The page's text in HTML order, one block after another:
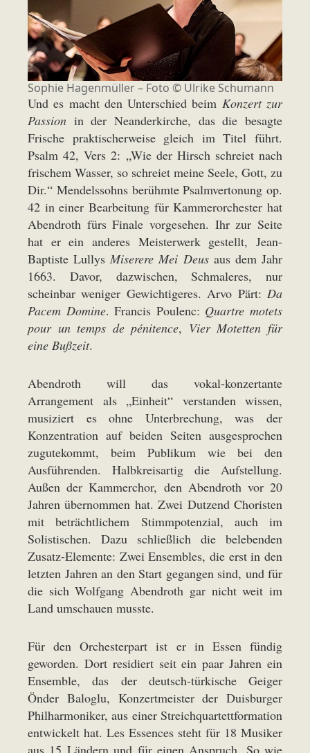
Sophie Hagenmüller – Foto © Ulrike Schumann
Und es macht den Unterschied beim Konzert zur
Passion in der Neanderkirche, das die besagte
Frische praktischerweise gleich im Titel führt.
Psalm 42, Vers 2: „Wie der Hirsch schreiet nach
frischem Wasser, so schreiet meine Seele, Gott, zu
Dir.“ Mendels­sohns berühmte Psalmvertonung op.
42 in einer Bearbeitung für Kammerorchester hat
Abendroth fürs Finale vorgesehen. Ihr zur Seite
hat er ein anderes Meisterwerk gestellt, Jean-
Baptiste LullysMiserere Mei Deusaus dem Jahr
1663. Davor, dazwischen, Schmaleres, nur
scheinbar weniger Gewichtigeres. Arvo Pärt: Da
Pacem Domine. Francis Poulenc: Quartre motets
pour un temps de pénitence, Vier Motetten für
eine Bußzeit.
Abendroth will das vokal-konzertante
Arrangement als „Einheit“ verstanden wissen,
musiziert es ohne Unterbrechung, was der
Konzentration auf beiden Seiten ausgesprochen
zugutekommt, beim Publikum wie bei den
Ausführenden. Halbkreisartig die Aufstellung.
Außen der Kammerchor, den Abendroth vor 20
Jahren übernommen hat. Zwei Dutzend Choristen
mit beträchtlichem Stimmpotenzial, auch im
Solistischen. Dazu schließlich die belebenden
Zusatz-Elemente: Zwei Ensembles, die erst in den
letzten Jahren an den Start gegangen sind, und für
die sich Wolfgang Abendroth gar nicht weit im
Land umschauen musste.
Für den Orchesterpart ist er in Essen fündig
geworden. Dort residiert seit ein paar Jahren ein
Ensemble, das der deutsch-türkische Geiger
Önder Baloglu, Konzertmeister der Duisburger
Philharmoniker, aus einer Streich­quar­tettformation
entwickelt hat. Les Essences steht für 18 Musiker
aus 15 Ländern und für einen Anspruch. So wie